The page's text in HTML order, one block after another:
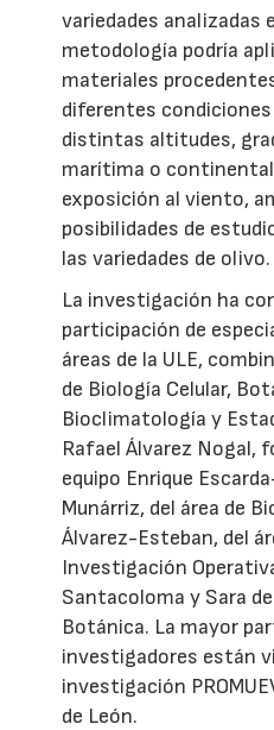
variedades analizadas
metodología podría
materiales
diferentes
distintas altitudes,
marítima o
exposición al viento,
posibilidades de
las variedades de olivo.
La investigación ha
participación de
áreas de la ULE,
de Biología Celular,
Bioclimatología y
Rafael Álvarez Nogal,
equipo Enrique
Munárriz, del área de
Álvarez-Esteban, del
Investigación
Santacoloma y Sara
Botánica. La mayor
investigadores están
investigación
de León.